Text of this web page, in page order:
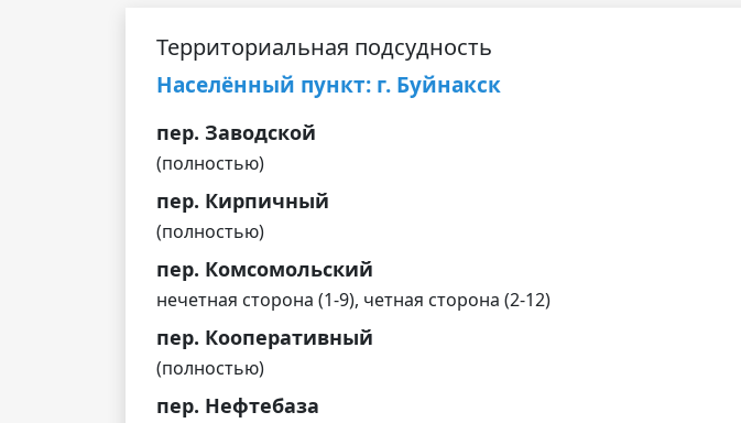
Территориальная подсудность
Населённый пункт: г. Буйнакск
пер. Заводской
(полностью)
пер. Кирпичный
(полностью)
пер. Комсомольский
нечетная сторона (1-9), четная сторона (2-12)
пер. Кооперативный
(полностью)
пер. Нефтебаза